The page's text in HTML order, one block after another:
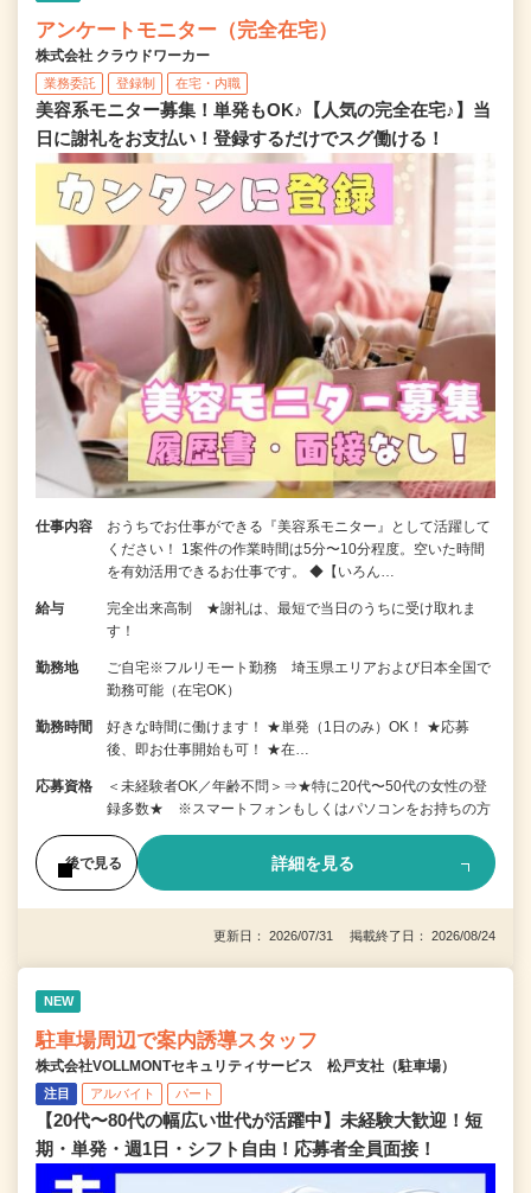
アンケートモニター（完全在宅）
株式会社 クラウドワーカー
業務委託 登録制 在宅・内職
美容系モニター募集！単発もOK♪【人気の完全在宅♪】当
日に謝礼をお支払い！登録するだけでスグ働ける！
仕事内容
おうちでお仕事ができる『美容系モニター』として活躍して
ください！ 1案件の作業時間は5分〜10分程度。空いた時間
を有効活用できるお仕事です。 ◆【いろん…
給与
完全出来高制 ★謝礼は、最短で当日のうちに受け取れま
す！
勤務地
ご自宅※フルリモート勤務 埼玉県エリアおよび日本全国で
勤務可能（在宅OK）
勤務時間
好きな時間に働けます！ ★単発（1日のみ）OK！ ★応募
後、即お仕事開始も可！ ★在…
応募資格
＜未経験者OK／年齢不問＞⇒★特に20代〜50代の女性の登
録多数★ ※スマートフォンもしくはパソコンをお持ちの方
後で見る 詳細を見る
更新日： 2026/07/31 掲載終了日： 2026/08/24
NEW
駐車場周辺で案内誘導スタッフ
株式会社VOLLMONTセキュリティサービス 松戸支社（駐車場）
注目 アルバイト パート
【20代〜80代の幅広い世代が活躍中】未経験大歓迎！短
期・単発・週1日・シフト自由！応募者全員面接！